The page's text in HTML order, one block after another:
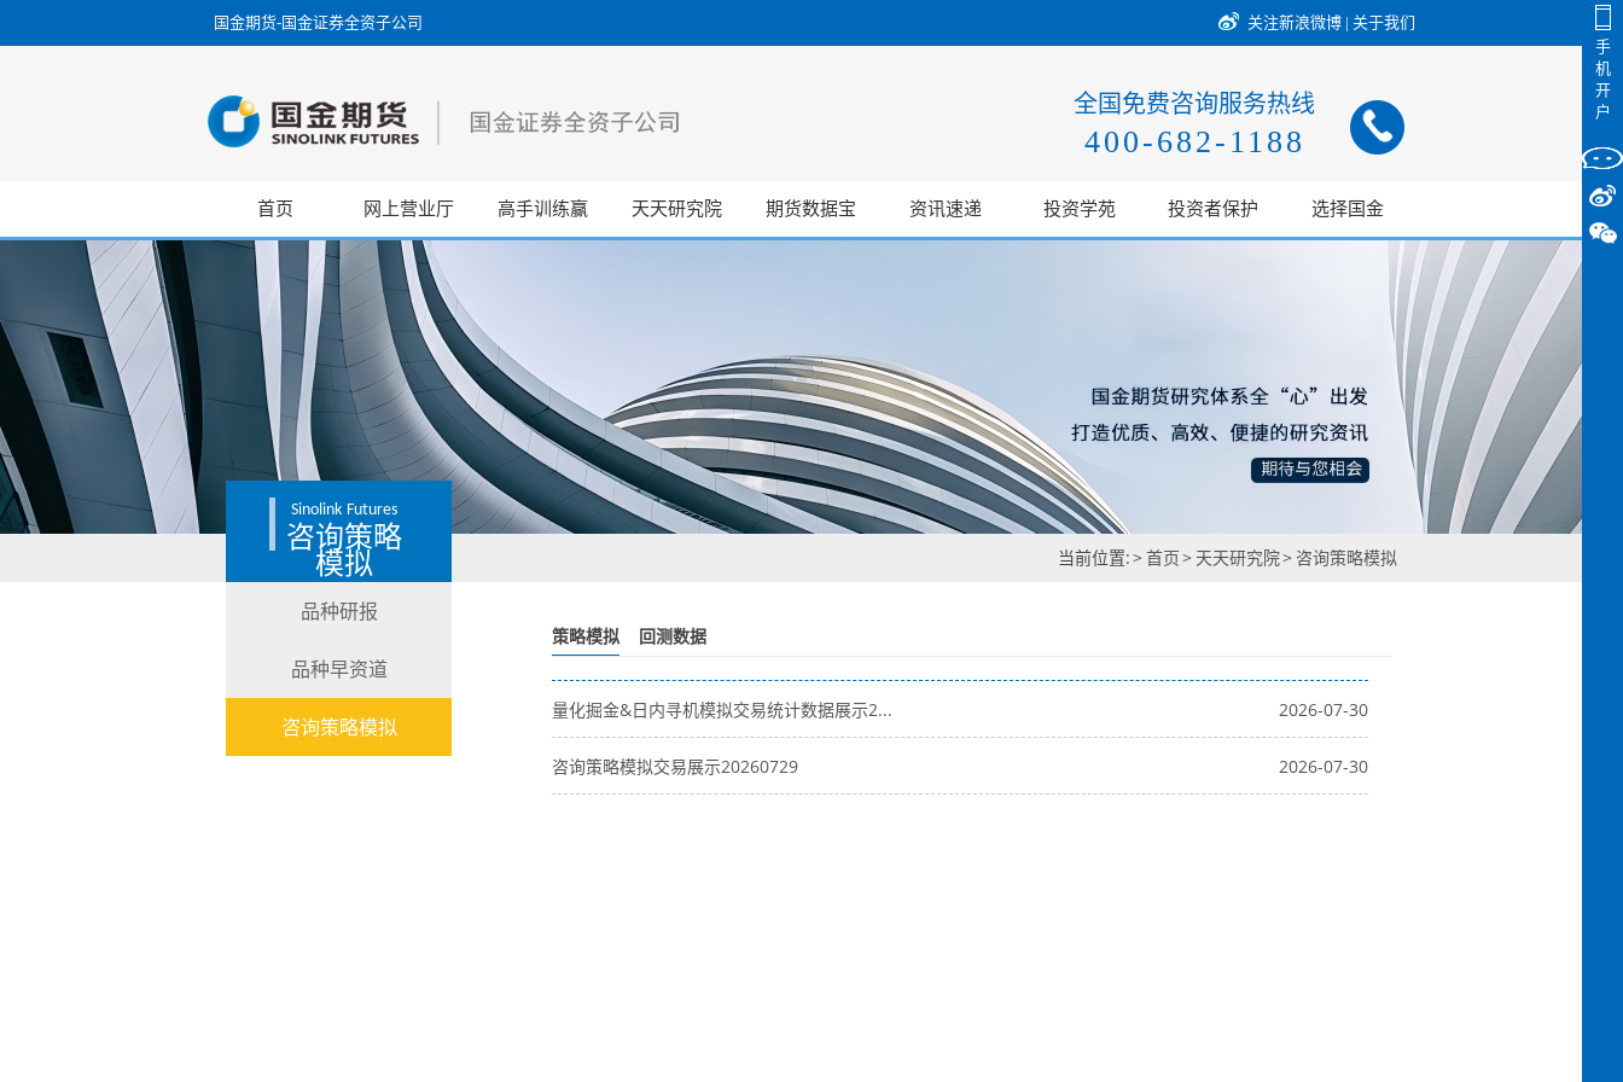
国金期货-国金证券全资子公司 关注新浪微博 | 关于我们
全国免费咨询服务热线
400-682-1188
首页 网上营业厅 高手训练赢 天天研究院 期货数据宝 资讯速递 投资学苑 投资者保护 选择国金
Sinolink Futures
咨询策略
模拟
当前位置:>首页> 天天研究院> 咨询策略模拟
品种研报
品种早资道
咨询策略模拟
策略模拟 回测数据
量化掘金&日内寻机模拟交易统计数据展示2... 2026-07-30
咨询策略模拟交易展示20260729 2026-07-30
手
机
开
户